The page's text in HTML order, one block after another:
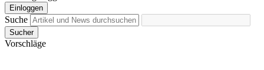
Einloggen
Suche
Sucher
Vorschläge